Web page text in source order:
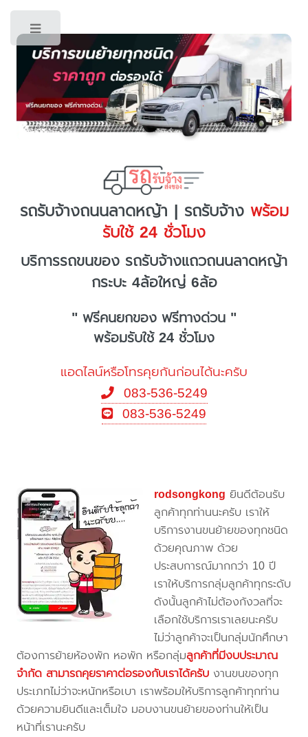
รถรับจ้างถนนลาดหญ้า | รถรับจ้างพร้อม
รับใช้ 24 ชั่วโมง
บริการรถขนของ รถรับจ้างแถวถนนลาดหญ้า
กระบะ 4ล้อใหญ่ 6ล้อ
" ฟรีคนยกของ ฟรีทางด่วน "
พร้อมรับใช้ 24 ชั่วโมง
แอดไลน์หรือโทรคุยกันก่อนได้นะครับ
083-536-5249
083-536-5249
rodsongkong ยินดีต้อนรับ
ลูกค้าทุกท่านนะครับ เราให้
บริการงานขนย้ายของทุกชนิด
ด้วยคุณภาพ ด้วย
ประสบการณ์มากกว่า 10 ปี
เราให้บริการกลุ่มลูกค้าทุกระดับ
ดังนั้นลูกค้าไม่ต้องกังวลที่จะ
เลือกใช้บริการเราเลยนะครับ
ไม่ว่าลูกค้าจะเป็นกลุ่มนักศึกษา
ต้องการย้ายห้องพัก หอพัก หรือกลุ่มลูกค้าที่มีงบประมาณ
จำกัด สามารถคุยราคาต่อรองกับเราได้ครับ งานขนของทุก
ประเภทไม่ว่าจะหนักหรือเบา เราพร้อมให้บริการลูกค้าทุกท่าน
ด้วยความยินดีและเต็มใจ มอบงานขนย้ายของท่านให้เป็น
หน้าที่เรานะครับ
Toggle